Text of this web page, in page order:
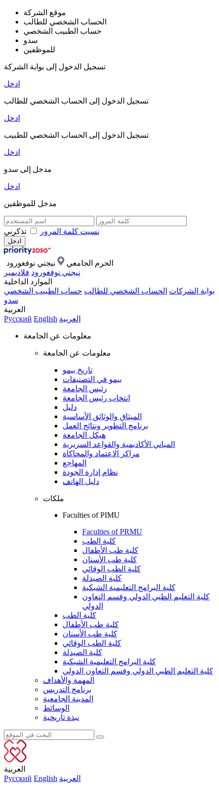
موقع الشركة
الحساب الشخصي للطالب
حساب الطبيب الشخصي
سدو
للموظفين
تسجيل الدخول إلى بوابة الشركة
ادخل
تسجيل الدخول إلى الحساب الشخصي للطالب
ادخل
تسجيل الدخول إلى الحساب الشخصي للطبيب
ادخل
مدخل إلى سدو
ادخل
مدخل للموظفين
نسيت كلمة المرور تذكرني
الحرم الجامعي
نيجني نوفغورود
نيجني نوفغورود فلاديمير
الموارد الداخلية
بوابة الشركات الحساب الشخصي للطالب حساب الطبيب الشخصي
سدو
العربية
Русский English العربية
معلومات عن الجامعة
معلومات عن الجامعة
تاريخ بيمو
بيمو في التصنيفات
رئيس الجامعة
انتخاب رئيس الجامعة
دليل
الميثاق والوثائق الأساسية
برنامج التطوير ونتائج العمل
هيكل الجامعة
المباني الأكاديمية والقواعد السريرية
مراكز الاعتماد والمحاكاة
المهاجع
نظام إدارة الجودة
دليل الهاتف
ملكات
Faculties of PIMU
Faculties of PRMU
كلية الطب
كلية طب الأطفال
كلية طب الأسنان
كلية الطب الوقائي
كلية الصيدلة
كلية البرامج التعليمية الشبكية
كلية التعليم الطبي الدولي وقسم التعاون
الدولي
كلية الطب
كلية طب الأطفال
كلية طب الأسنان
كلية الطب الوقائي
كلية الصيدلة
كلية البرامج التعليمية الشبكية
كلية التعليم الطبي الدولي وقسم التعاون الدولي
المهمة والأهداف
برنامج التدريس
المدينة الجامعية
الوسائط
نبذة تاريخية
العربية
Русский English العربية